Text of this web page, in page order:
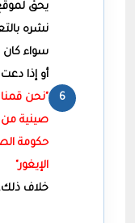
يحق
نشره
سواء كان
أو إذا دعت
"نحن قمنا
صينية من
حكومة
الإيغور"
خلاف